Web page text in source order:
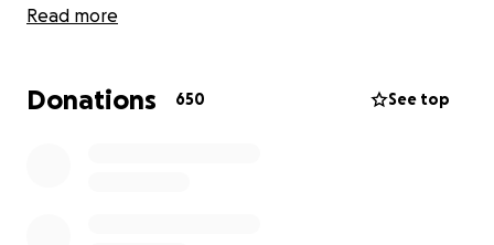
Endlich war es soweit und die beiden konnten nach
Read more
Donations 650 See top